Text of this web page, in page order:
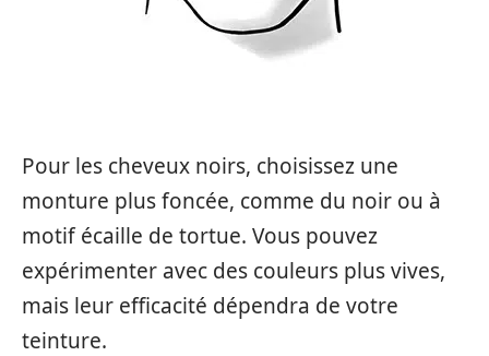
Pour les cheveux noirs, choisissez une
monture plus foncée, comme du noir ou à
motif écaille de tortue. Vous pouvez
expérimenter avec des couleurs plus vives,
mais leur efficacité dépendra de votre
teinture.